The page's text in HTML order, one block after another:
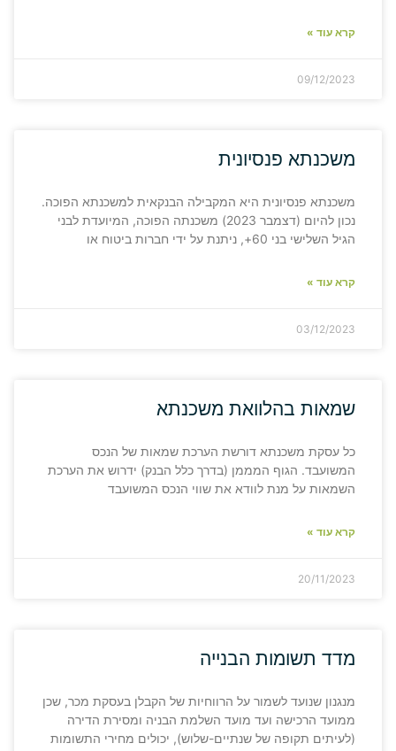
קרא עוד »
09/12/2023
משכנתא פנסיונית
משכנתא פנסיונית היא המקבילה הבנקאית למשכנתא הפוכה.
נכון להיום (דצמבר 2023) משכנתה הפוכה, המיועדת לבני
הגיל השלישי בני 60+, ניתנת על ידי חברות ביטוח או
קרא עוד »
03/12/2023
שמאות בהלוואת משכנתא
כל עסקת משכנתא דורשת הערכת שמאות של הנכס
המשועבד. הגוף המממן (בדרך כלל הבנק) ידרוש את הערכת
השמאות על מנת לוודא את שווי הנכס המשועבד
קרא עוד »
20/11/2023
מדד תשומות הבנייה
מנגנון שנועד לשמור על הרווחיות של הקבלן בעסקת מכר, שכן
ממועד הרכישה ועד מועד השלמת הבניה ומסירת הדירה
(לעיתים תקופה של שנתיים-שלוש), יכולים מחירי התשומות